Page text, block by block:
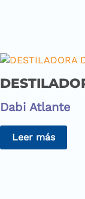
Dabi Atlante
Leer más